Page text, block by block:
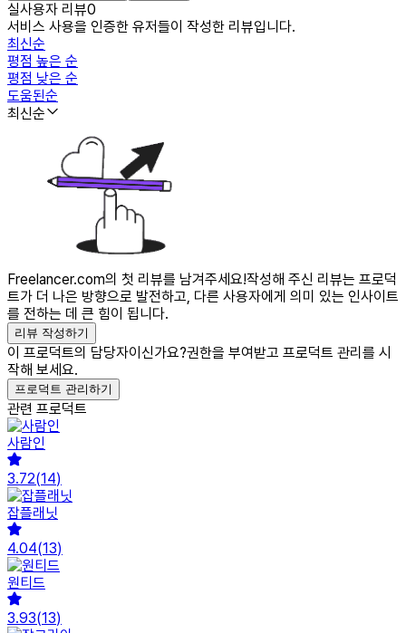
실사용자 리뷰0
서비스 사용을 인증한 유저들이 작성한 리뷰입니다.
최신순
평점 높은 순
평점 낮은 순
도움된순
최신순
Freelancer.com의 첫 리뷰를 남겨주세요!작성해 주신 리뷰는 프로덕
트가 더 나은 방향으로 발전하고, 다른 사용자에게 의미 있는 인사이트
를 전하는 데 큰 힘이 됩니다.
리뷰 작성하기
이 프로덕트의 담당자이신가요?권한을 부여받고 프로덕트 관리를 시
작해 보세요.
프로덕트 관리하기
관련 프로덕트
사람인
3.72(14)
잡플래닛
4.04(13)
원티드
3.93(13)